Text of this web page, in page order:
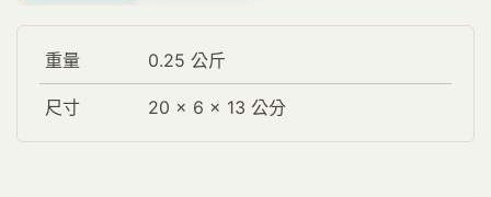
重量 0.25 公斤
尺寸 20 × 6 × 13 公分